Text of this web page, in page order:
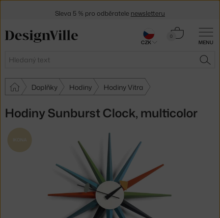
MENU
Hledat
0
Košík
Doplňky Hodiny Hodiny Vitra
Hodiny Sunburst Clock, multicolor
IKONA
Sleva 5 % pro odběratele newsletteru
30 dní na vrácení zboží
CZK